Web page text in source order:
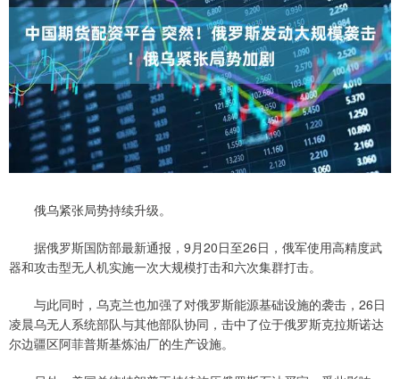
俄乌紧张局势持续升级。
据俄罗斯国防部最新通报，9月20日至26日，俄军使用高精度武
器和攻击型无人机实施一次大规模打击和六次集群打击。
与此同时，乌克兰也加强了对俄罗斯能源基础设施的袭击，26日
凌晨乌无人系统部队与其他部队协同，击中了位于俄罗斯克拉斯诺达
尔边疆区阿菲普斯基炼油厂的生产设施。